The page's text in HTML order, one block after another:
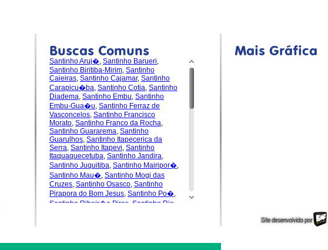
Buscas Comuns
Santinho Aruj�, Santinho Barueri,
Santinho Biritiba-Mirim, Santinho
Caieiras, Santinho Cajamar, Santinho
Carapicu�ba, Santinho Cotia, Santinho
Diadema, Santinho Embu, Santinho
Embu-Gua�u, Santinho Ferraz de
Vasconcelos, Santinho Francisco
Morato, Santinho Franco da Rocha,
Santinho Guararema, Santinho
Guarulhos, Santinho Itapecerica da
Serra, Santinho Itapevi, Santinho
Itaquaquecetuba, Santinho Jandira,
Santinho Juquitiba, Santinho Mairipor�,
Santinho Mau�, Santinho Mogi das
Cruzes, Santinho Osasco, Santinho
Pirapora do Bom Jesus, Santinho Po�,
Santinho Ribeir�o Pires Santinho Rio
Santinho Santo Andr�,Santinho S�o
Mais Gráfica